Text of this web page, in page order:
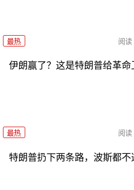
最热 阅读
伊朗赢了？这是特朗普给革命
最热 阅读
特朗普扔下两条路，波斯都